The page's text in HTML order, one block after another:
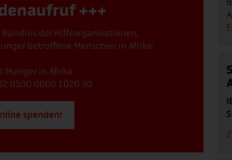
+++
der Hilfsorganisationen,
betroffene Menschen in Afrika:
Hunger in Afrika
0500 0000 1020 30
spenden!